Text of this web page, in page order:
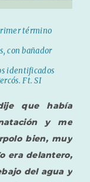
término
con bañador
identificados
Ft. SI
que había
y me
bien, muy
era delantero,
del agua y